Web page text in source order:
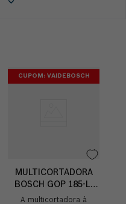
CUPOM: VAIDEBOSCH
MULTICORTADORA
BOSCH GOP 185-LI
18V BRUSHLESS SEM
A multicortadora à